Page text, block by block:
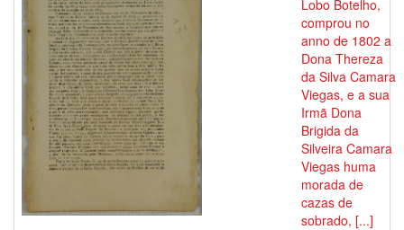
Lobo Botelho,
comprou no
anno de 1802 a
Dona Thereza
da Silva Camara
Viegas, e a sua
Irmã Dona
Brigida da
Silveira Camara
Viegas huma
morada de
cazas de
sobrado, [...]